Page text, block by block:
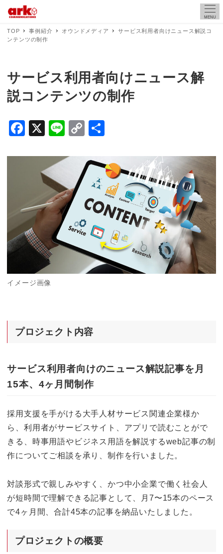
MENU
TOP 事例紹介 オウンドメディア
サービス利用者向けニュース解説コ
ンテンツの制作
サービス利用者向けニュース解
説コンテンツの制作
F
c
o
o
k
X
Li
e
C
p
y
Li
n
k
イメージ画像
プロジェクト内容
サービス利用者向けのニュース解説記事を月
15本、4ヶ月間制作
採用支援を手がける大手人材サービス関連企業様か
ら、利用者がサービスサイト、アプリで読むことがで
きる、時事用語やビジネス用語を解説するweb記事の制
作についてご相談を承り、制作を行いました。
対談形式で親しみやすく、かつ中小企業で働く社会人
が短時間で理解できる記事として、月7〜15本のペース
で4ヶ月間、合計45本の記事を納品いたしました。
プロジェクトの概要